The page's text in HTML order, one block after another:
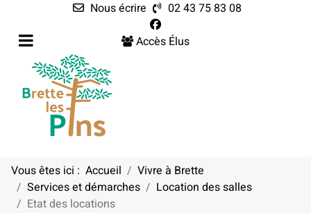
Nous écrire
02 43 75 83 08
Accès Élus
Vous êtes ici : Accueil
Vivre à Brette
Services et démarches
Location des salles
Etat des locations
Calendrier